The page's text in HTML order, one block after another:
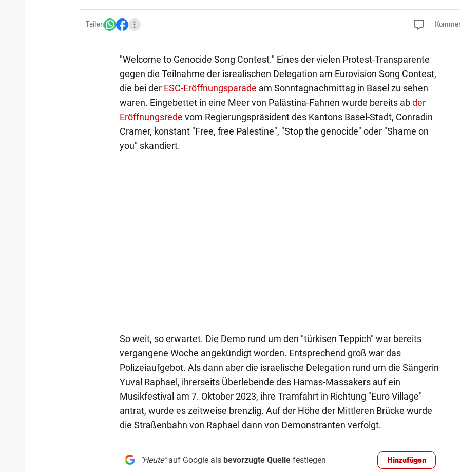
Teilen
"Welcome to Genocide Song Contest." Eines der vielen Protest-Transparente
gegen die Teilnahme der isrealischen Delegation am Eurovision Song Contest,
die bei der ESC-Eröffnungsparade am Sonntagnachmittag in Basel zu sehen
waren. Eingebettet in eine Meer von Palästina-Fahnen wurde bereits abder
Eröffnungsrede vom Regierungspräsident des Kantons Basel-Stadt, Conradin
Cramer, konstant "Free, free Palestine", "Stop the genocide" oder "Shame on
you" skandiert.
So weit, so erwartet. Die Demo rund um den "türkisen Teppich" war bereits
vergangene Woche angekündigt worden. Entsprechend groß war das
Polizeiaufgebot. Als dann aber die israelische Delegation rund um die Sängerin
Yuval Raphael, ihrerseits Überlebende des Hamas-Massakers auf ein
Musikfestival am 7. Oktober 2023, ihre Tramfahrt in Richtung "Euro Village"
antrat, wurde es zeitweise brenzlig. Auf der Höhe der Mittleren Brücke wurde
die Straßenbahn von Raphael dann von Demonstranten verfolgt.
"Heute"auf Google als bevorzugte Quellefestlegen Hinzufügen